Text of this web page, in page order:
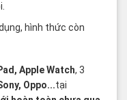
hình thức còn
Apple Watch, 3
Oppo...tại